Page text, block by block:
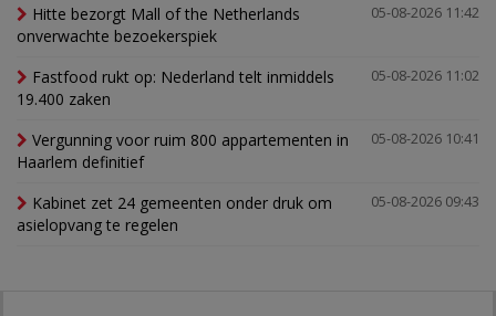
05-08-2026 11:42
Hitte bezorgt Mall of the Netherlands
onverwachte bezoekerspiek
05-08-2026 11:02
Fastfood rukt op: Nederland telt inmiddels
19.400 zaken
05-08-2026 10:41
Vergunning voor ruim 800 appartementen in
Haarlem definitief
05-08-2026 09:43
Kabinet zet 24 gemeenten onder druk om
asielopvang te regelen